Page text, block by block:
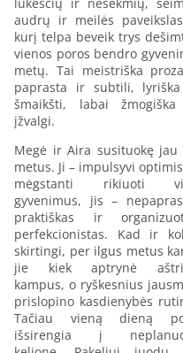
audrų ir meilės
kurį telpa beveik trys
vienos poros bendro
metų. Tai meistriška
paprasta ir subtili,
šmaikšti, labai
įžvalgi.
Megė ir Aira susituokę jau
metus. Ji – impulsyvi
mėgstanti rikiuoti
gyvenimus, jis –
praktiškas ir
perfekcionistas. Kad ir
skirtingi, per ilgus metus
jie kiek aptrynė
kampus, o ryškesnius
prislopino kasdienybės
Tačiau vieną dieną
išsirengia į